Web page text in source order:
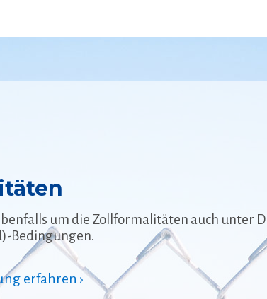
um die Zollformalitäten auch unter
Bedingungen.
erfahren ›